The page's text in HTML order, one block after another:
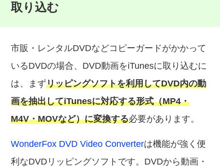
取り込む
市販・レンタルDVDなどコピーガードがかかって
いるDVDの場合、DVD動画をiTunesに取り込むに
は、まずリッピングソフトを利用してDVD内の動
画を抽出してiTunesに対応する形式（MP4・
M4V・MOVなど）に変換する必要があります。
WonderFox DVD Video Converterは機能が強く便
利なDVDリッピングソフトです。DVDから動画・